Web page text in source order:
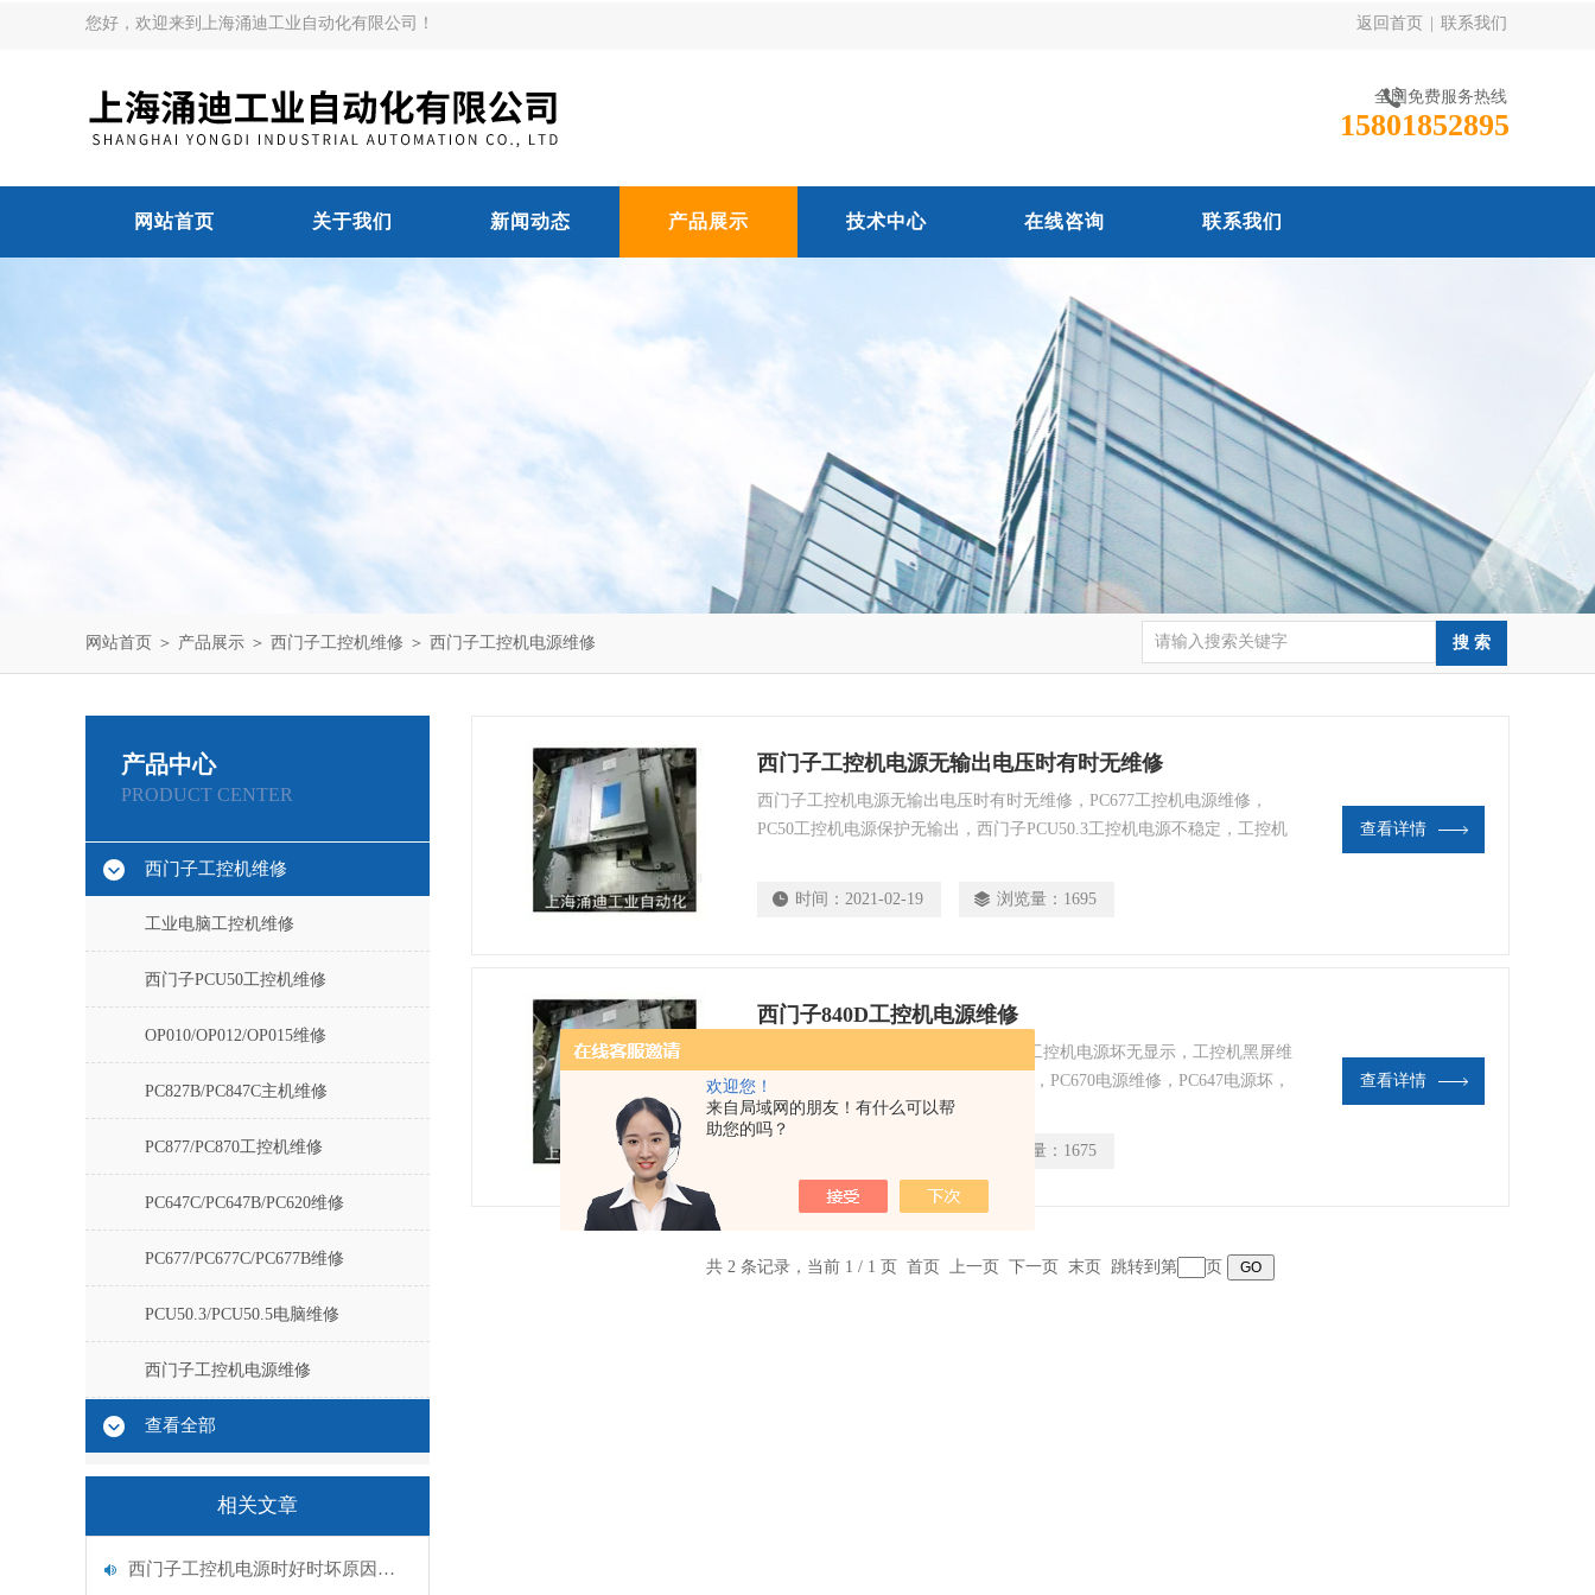
欢迎您！
来自局域网的朋友！有什么可以帮
助您的吗？
您好，欢迎来到上海涌迪工业自动化有限公司！ 返回首页 联系我们
全国免费服务热线
15801852895
网站首页 关于我们 新闻动态 产品展示 技术中心 在线咨询 联系我们
网站首页 ＞ 产品展示 ＞ 西门子工控机维修 ＞ 西门子工控机电源维修
产品中心
PRODUCT CENTER
西门子工控机维修
工业电脑工控机维修
西门子PCU50工控机维修
OP010/OP012/OP015维修
PC827B/PC847C主机维修
PC877/PC870工控机维修
PC647C/PC647B/PC620维修
PC677/PC677C/PC677B维修
PCU50.3/PCU50.5电脑维修
西门子工控机电源维修
查看全部
相关文章
西门子工控机电源时好时坏原因分析
西门子工控机电源无输出电压时有时无维修
西门子工控机电源无输出电压时有时无维修，PC677工控机电源维修，
PC50工控机电源保护无输出，西门子PCU50.3工控机电源不稳定，工控机
修，220V工控机电源维修，加工中心主机电源维修，显示屏电源板维修，
时间： 2021-02-19 浏览量： 1695
查看详情
西门子840D工控机电源维修
西门子840D工控机电源维修，西门子工控机电源坏无显示，工控机黑屏维
修，PCU50电源维修，PC677电源维修，PC670电源维修，PC647电源坏，
PCU50.3工控机电源无输出，工业电脑220V电源维修，电源温度高断电，
24V工控机电源销售，西门子数控系统PCU维修，PCU20黑屏维修，触摸
浏览量： 1675
查看详情
共 2 条记录，当前 1 / 1 页 首页 上一页 下一页 末页 跳转到第 页